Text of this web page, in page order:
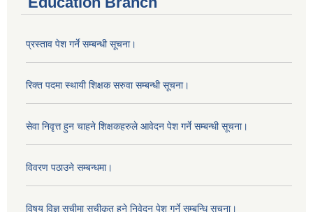
प्रस्ताव पेश गर्ने सम्बन्धी सूचना।
रिक्त पदमा स्थायी शिक्षक सरुवा सम्बन्धी सूचना।
सेवा निवृत्त हुन चाहने शिक्षकहरुले आवेदन पेश गर्ने सम्बन्धी सूचना।
विवरण पठाउने सम्बन्धमा।
विषय विज्ञ सूचीमा सुचीकृत हुने निवेदन पेश गर्ने सम्बन्धि सूचना।